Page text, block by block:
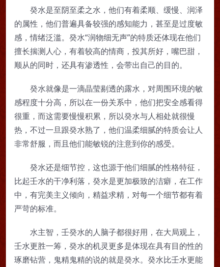
癸水是至阴至柔之水，他们有着柔顺、缓慢、润泽
的属性，他们普遍具备较强的感知能力，甚至是过度敏
感，情绪泛滥。癸水“润物细无声”的特质还体现在他们
擅长揣测人心，有着较高的情商，投其所好，嘴巴甜，
顺从的同时，还具有渗透性，会带出自己的目的。
癸水就像是一滴晶莹剔透的露水，对周围环境的敏
感程度十分高，所以在一份关系中，他们把安全感看得
很重，而这需要慢慢积累，所以癸水与人相处就很慢
热，不过一旦跟癸水熟了，他们温柔细腻的特质会让人
非常舒服，而且他们能敏锐的注意到你的感受。
癸水还是细节控，这也源于他们细腻的性格特征，
比起壬水的干净利落，癸水是更加极致的洁癖，在工作
中，有完美主义倾向，精益求精，对每一个细节都有着
严苛的标准。
水主智，壬癸水的人脑子都很好用，在大局观上，
壬水更胜一筹，癸水的机灵更多是体现在具有目的性的
琢磨钻营，鬼精鬼精的说的就是癸水。癸水比壬水更能